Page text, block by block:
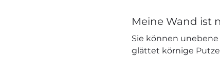
Meine Wand ist
Sie können
glättet körnige